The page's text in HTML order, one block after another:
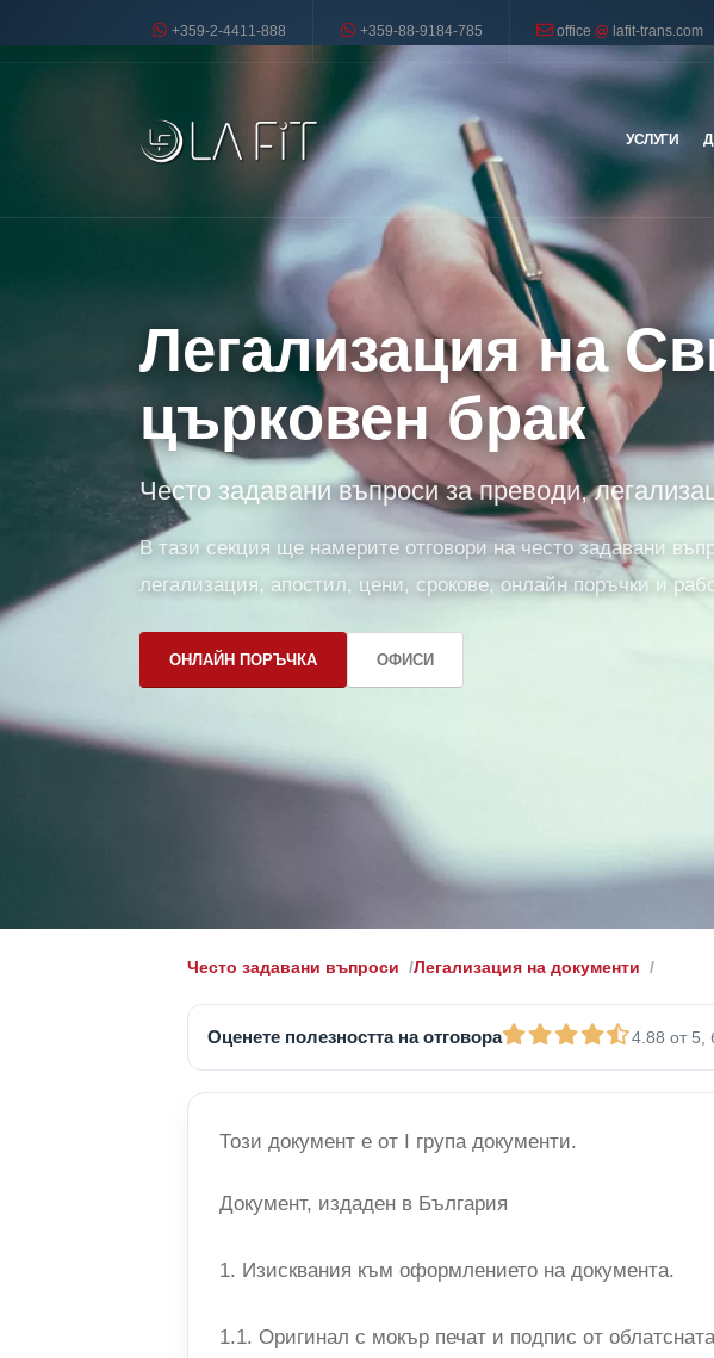
+359-2-4411-888 +359-88-9184-785 office@ lafit-trans.com
УСЛУГИ
Легализация на
църковен брак
Често задавани въпроси за преводи,
В тази секция ще намерите отговори на често задавани
легализация, апостил, цени, срокове, онлайн поръчки и
ОНЛАЙН ПОРЪЧКА ОФИСИ
Често задавани въпроси Легализация на документи
Оценете полезността на отговора 4.88 от 5,
Този документ е от I група документи.
Документ, издаден в България
1. Изисквания към оформлението на документа.
1.1. Оригинал с мокър печат и подпис от